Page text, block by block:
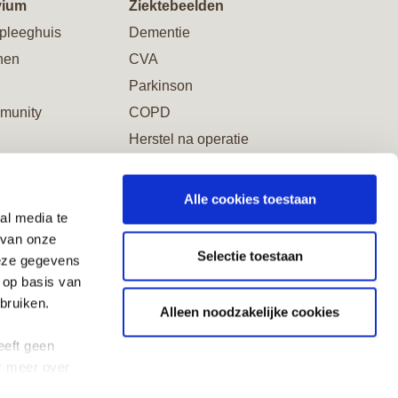
media te
onze
gegevens
basis van
geen
Alle cookies toestaan
Selectie toestaan
Alleen noodzakelijke cookies
Vriend
Ziektebeelden
Dementie
CVA
Parkinson
COPD
Herstel na operatie